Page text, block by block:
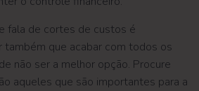
fala de cortes de custos é
que acabar com todos os
não ser a melhor opção. Procure
aqueles que são importantes para a